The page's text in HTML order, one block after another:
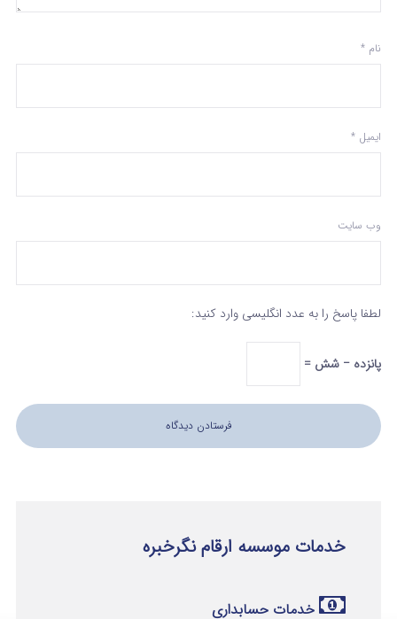
نام *
ایمیل *
وب‌ سایت
لطفا پاسخ را به عدد انگلیسی وارد کنید:
پانزده − شش =
خدمات موسسه ارقام نگرخبره
خدمات حسابداری